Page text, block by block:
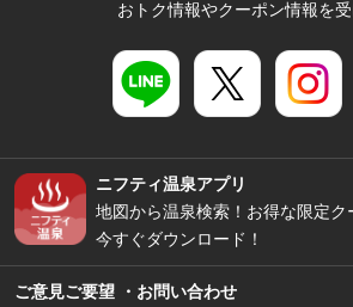
おトク情報やクーポン情報を
ニフティ温泉アプリ
地図から温泉検索！お得な限定ク
今すぐダウンロード！
ご意見ご要望 ・お問い合わせ